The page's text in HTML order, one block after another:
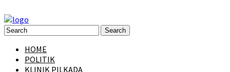
HOME
POLITIK
KLINIK PILKADA